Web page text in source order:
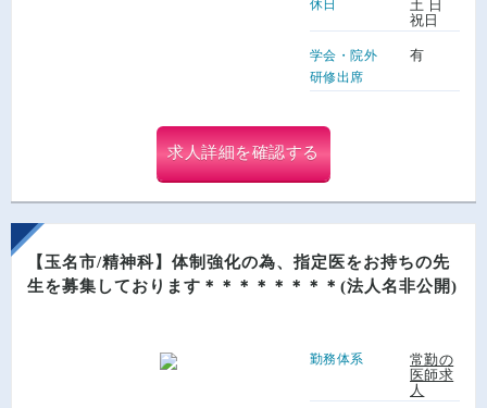
休日
土 日
祝日
学会・院外
研修出席
有
求人詳細を確認する
【玉名市/精神科】体制強化の為、指定医をお持ちの先
生を募集しております＊＊＊＊＊＊＊＊(法人名非公開)
勤務体系
常勤の
医師求
人